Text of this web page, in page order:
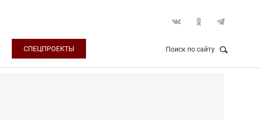
СПЕЦПРОЕКТЫ Поиск по сайту